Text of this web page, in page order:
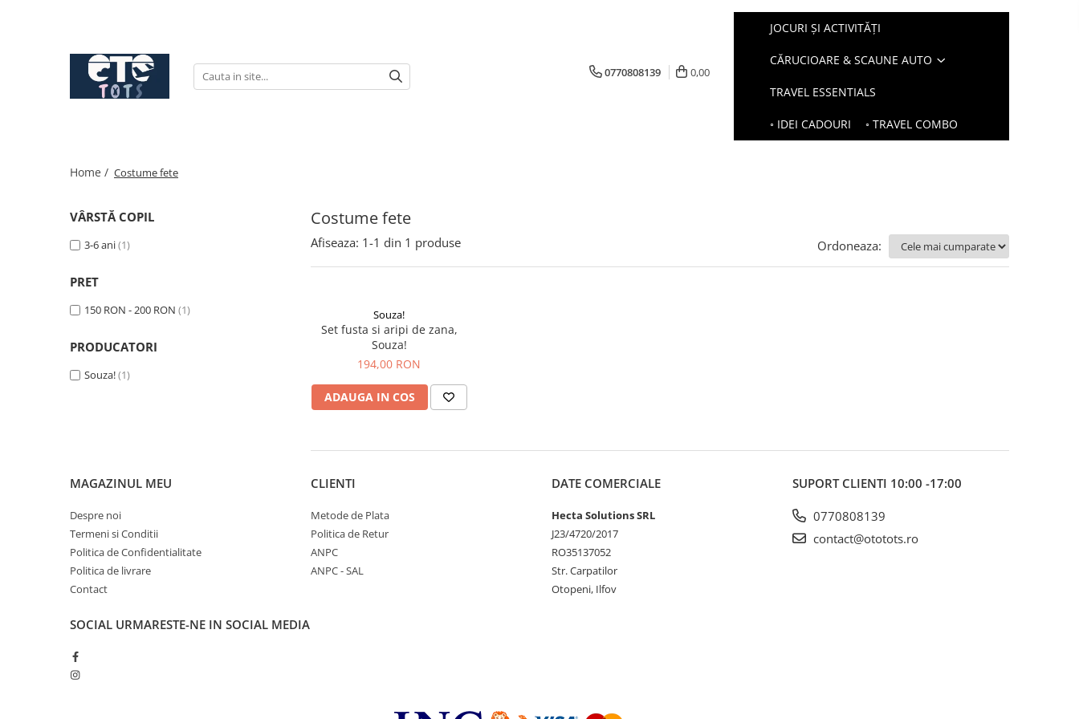
CĂRUCIOARE & SCAUNE AUTO
cărucioare YOYO
accesorii scaun auto
0770808139 0,00
JOCURI ȘI ACTIVITĂȚI
CĂRUCIOARE & SCAUNE AUTO
TRAVEL ESSENTIALS
◦ IDEI CADOURI ◦ TRAVEL COMBO
Home / Costume fete
Costume fete
VÂRSTĂ COPIL
3-6 ani(1)
PRET
150 RON - 200 RON (1)
PRODUCATORI
Souza!(1)
Afiseaza: 1-1 din 1 produse Ordoneaza:
Souza!
Set fusta si aripi de zana,
Souza!
194,00 RON
ADAUGA IN COS
MAGAZINUL MEU
Despre noi
Termeni si Conditii
Politica de Confidentialitate
Politica de livrare
Contact
CLIENTI
Metode de Plata
Politica de Retur
ANPC
ANPC - SAL
DATE COMERCIALE
Hecta Solutions SRL
J23/4720/2017
RO35137052
Str. Carpatilor
Otopeni, Ilfov
SUPORT CLIENTI 10:00 -17:00
0770808139
contact@ototots.ro
SOCIAL URMARESTE-NE IN SOCIAL MEDIA